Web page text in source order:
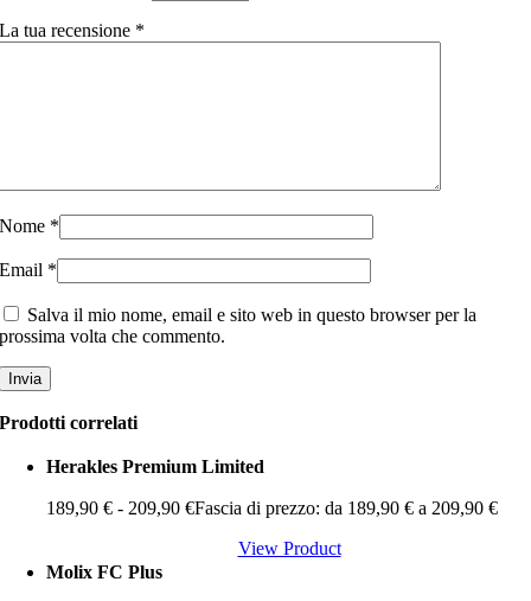
La tua recensione *
Nome *
Email *
Salva il mio nome, email e sito web in questo browser per la
prossima volta che commento.
Prodotti correlati
Herakles Premium Limited
189,90€ - 209,90€Fascia di prezzo: da 189,90 € a 209,90 €
View Product
Molix FC Plus